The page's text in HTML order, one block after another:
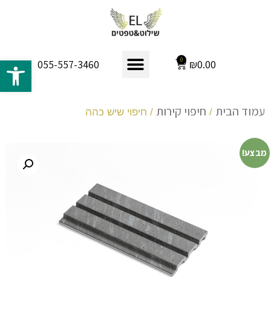
₪0.00
0
055-557-3460
עמוד הבית / חיפוי קירות / חיפוי שיש כהה
מבצע!